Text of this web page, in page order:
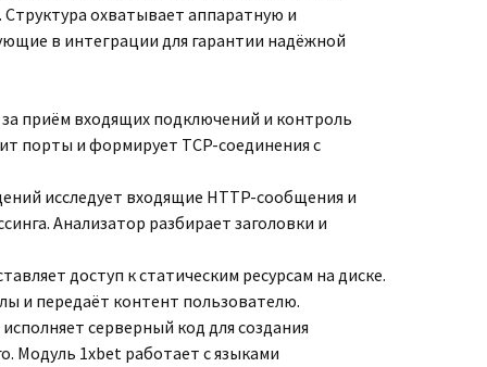
охватывает аппаратную и
в интеграции для гарантии надёжной
приём входящих подключений и контроль
порты и формирует TCP-соединения с
исследует входящие HTTP-сообщения и
Анализатор разбирает заголовки и
доступ к статическим ресурсам на диске.
и передаёт контент пользователю.
серверный код для создания
Модуль 1xbet работает с языками